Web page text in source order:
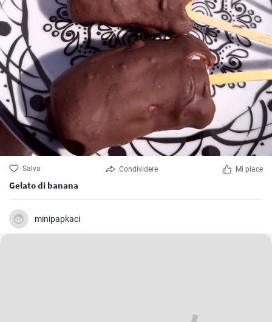
Salva Condividere Mi piace
Gelato di banana
minipapkaci